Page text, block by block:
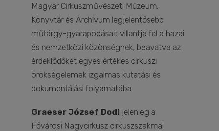
Magyar Cirkuszművészeti Múzeum,
Könyvtár és Archívum legjelentősebb
műtárgy-gyarapodásait villantja fel a hazai
és nemzetközi közönségnek, beavatva az
érdeklődőket egyes értékes cirkuszi
örökségelemek izgalmas kutatási és
dokumentálási folyamatába.
Graeser József Dodi jelenleg a
Fővárosi Nagycirkusz cirkuszszakmai